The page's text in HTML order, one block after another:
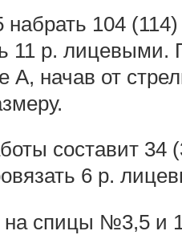
104
11 р.
А, начав от
составит 34
6 р.
на спицы №3,5 и